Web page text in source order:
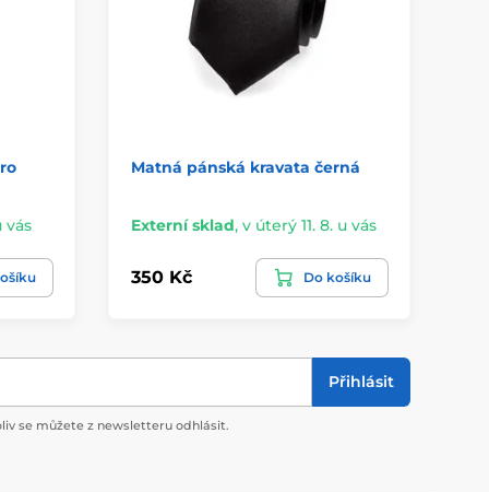
vás
Matná pánská kravata černá
Externí sklad, v úterý 11. 8. u vás
350 Kč Do košíku
Přihlásit
se můžete z newsletteru odhlásit.